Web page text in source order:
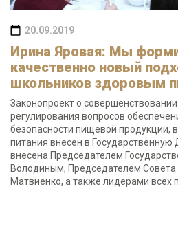
20.09.2019
Ирина Яровая: Мы
качественно новый
школьников здоровым
Законопроект о
регулирования вопросов
безопасности пищевой продукции,
питания внесен в
внесена Председателем
Володиным, Председателем
Матвиенко, а также лидерами всех